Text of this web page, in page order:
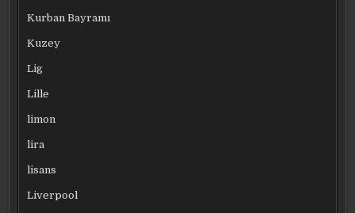
Kurban Bayramı
Kuzey
Lig
Lille
limon
lira
lisans
Liverpool